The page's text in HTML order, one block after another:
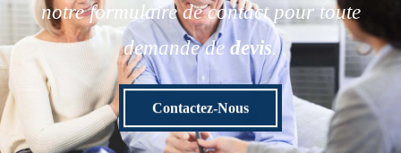
notre formulaire de contact pour toute
demande de devis.
Contactez-Nous